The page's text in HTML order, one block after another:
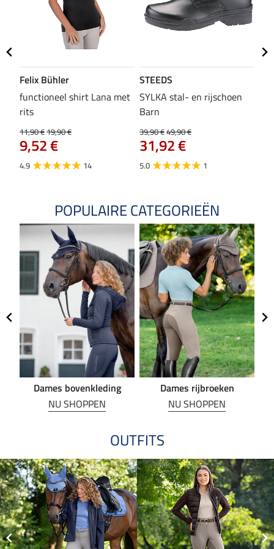
Felix Bühler
functioneel shirt Lana met
rits
11,90 €19,90 €
9,52 €
4.9 14
STEEDS
SYLKA stal- en rijschoen
Barn
39,90 €49,90 €
31,92 €
5.0 1
POPULAIRE CATEGORIEËN
Dames bovenkleding
NU SHOPPEN
Dames rijbroeken
NU SHOPPEN
OUTFITS